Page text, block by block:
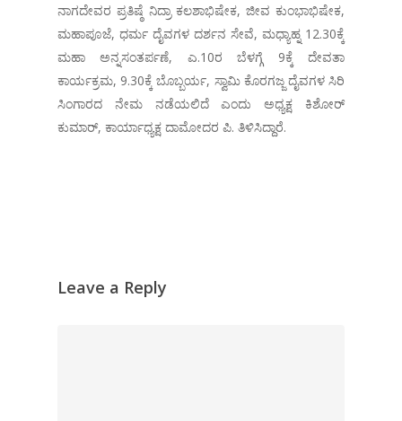
ನಾಗದೇವರ ಪ್ರತಿಷ್ಠೆ ನಿದ್ರಾ ಕಲಶಾಭಿಷೇಕ, ಜೀವ ಕುಂಭಾಭಿಷೇಕ,
ಮಹಾಪೂಜೆ, ಧರ್ಮ ದೈವಗಳ ದರ್ಶನ ಸೇವೆ, ಮಧ್ಯಾಹ್ನ 12.30ಕ್ಕೆ
ಮಹಾ ಅನ್ನಸಂತರ್ಪಣೆ, ಎ.10ರ ಬೆಳಗ್ಗೆ 9ಕ್ಕೆ ದೇವತಾ
ಕಾರ್ಯಕ್ರಮ, 9.30ಕ್ಕೆ ಬೊಬ್ಬರ್ಯ, ಸ್ವಾಮಿ ಕೊರಗಜ್ಜ ದೈವಗಳ ಸಿರಿ
ಸಿಂಗಾರದ ನೇಮ ನಡೆಯಲಿದೆ ಎಂದು ಅಧ್ಯಕ್ಷ ಕಿಶೋರ್
ಕುಮಾರ್, ಕಾರ್ಯಾಧ್ಯಕ್ಷ ದಾಮೋದರ ಪಿ. ತಿಳಿಸಿದ್ದಾರೆ.
Leave a Reply